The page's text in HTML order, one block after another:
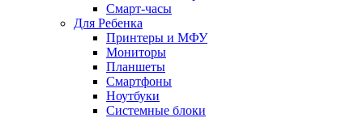
Смарт-часы
Для Ребенка
Принтеры и МФУ
Мониторы
Планшеты
Смартфоны
Ноутбуки
Системные блоки